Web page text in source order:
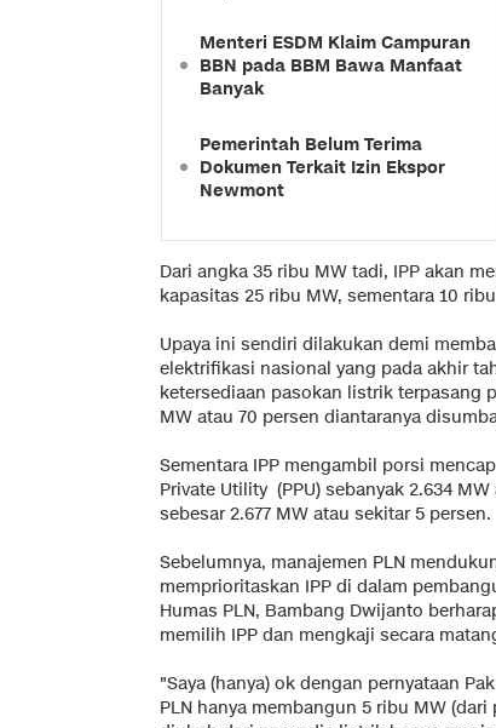
Menteri ESDM Klaim Campuran
BBN pada BBM Bawa Manfaat
Banyak
Pemerintah Belum Terima
Dokumen Terkait Izin Ekspor
Newmont
Dari angka 35 ribu MW tadi, IPP akan
kapasitas 25 ribu MW, sementara 10
Upaya ini sendiri dilakukan demi
elektrifikasi nasional yang pada akhir
ketersediaan pasokan listrik terpasang
MW atau 70 persen diantaranya
Sementara IPP mengambil porsi
Private Utility (PPU) sebanyak 2.634
sebesar 2.677 MW atau sekitar 5 persen.
Sebelumnya, manajemen PLN
memprioritaskan IPP di dalam
Humas PLN, Bambang Dwijanto
memilih IPP dan mengkaji secara
"Saya (hanya) ok dengan pernyataan
PLN hanya membangun 5 ribu MW